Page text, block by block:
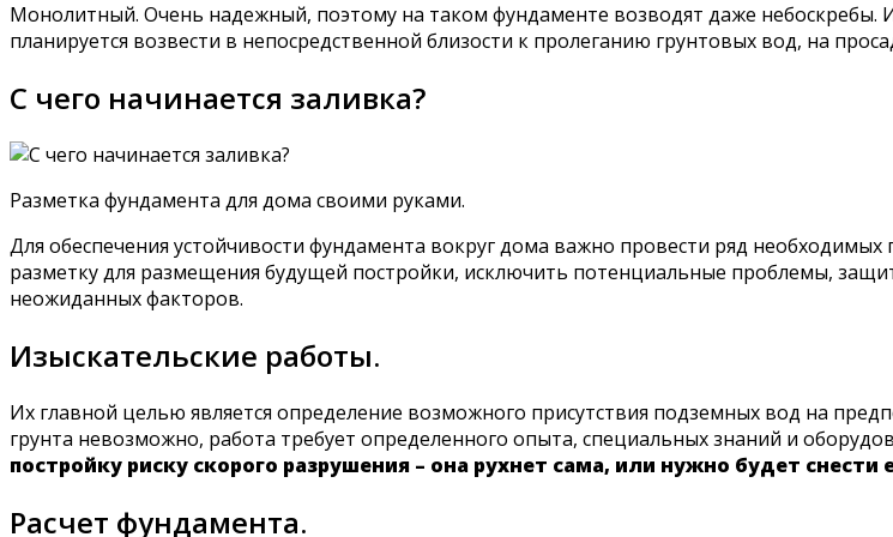
Монолитный. Очень надежный, поэтому на таком фундаменте возводят даже небоскребы.
планируется возвести в непосредственной близости к пролеганию грунтовых вод, на
С чего начинается заливка?
Разметка фундамента для дома своими руками.
Для обеспечения устойчивости фундамента вокруг дома важно провести ряд
разметку для размещения будущей постройки, исключить потенциальные проблемы,
неожиданных факторов.
Изыскательские работы.
Их главной целью является определение возможного присутствия подземных вод на
грунта невозможно, работа требует определенного опыта, специальных знаний и
постройку риску скорого разрушения – она рухнет сама, или нужно будет снести
Расчет фундамента.